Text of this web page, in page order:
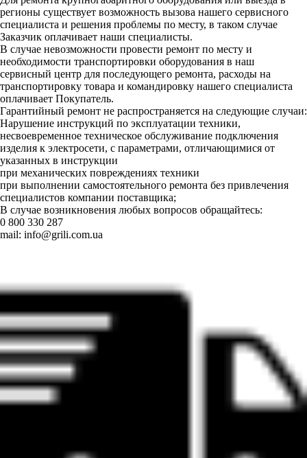
регионы существует возможность вызова нашего сервисного
специалиста и решения проблемы по месту, в таком случае
Заказчик оплачивает наши специалисты.
В случае невозможности провести ремонт по месту и
необходимости транспортировки оборудования в наш
сервисный центр для последующего ремонта, расходы на
транспортировку товара и командировку нашего специалиста
оплачивает Покупатель.
Гарантийный ремонт не распространяется на следующие случаи:
Нарушение инструкций по эксплуатации техники,
несвоевременное техническое обслуживание подключения
изделия к электросети, с параметрами, отличающимися от
указанных в инструкции
при механических повреждениях техники
при выполнении самостоятельного ремонта без привлечения
специалистов компании поставщика;
В случае возникновения любых вопросов обращайтесь:
0 800 330 287
mail: info@grili.com.ua